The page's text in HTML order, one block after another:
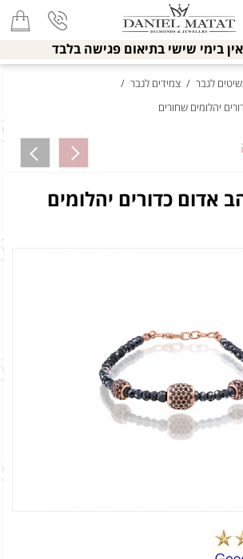
בימי שישי בתיאום פגישה בלבד
לגבר / צמידים לגבר /
יהלומים שחורים
אדום כדורים יהלומים